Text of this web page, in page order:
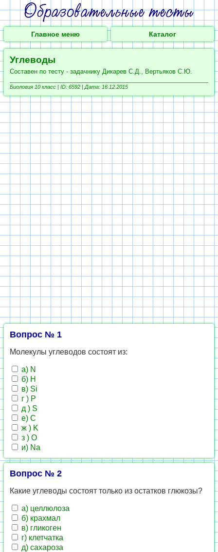
Главное меню Каталог
Углеводы
Составен по тесту - задачнику Дикарев С.Д., Вертьяков С.Ю.
Биология 10 класс | ID: 6592 | Дата: 16.12.2015
Вопрос № 1
Молекулы углеводов состоят из:
а) N
б) H
в) Si
г ) P
д ) S
е) C
ж ) K
з ) O
и) Na
Вопрос № 2
Какие углеводы состоят только из остатков глюкозы?
а) целлюлоза
б) крахмал
в) гликоген
г) клетчатка
д) сахароза